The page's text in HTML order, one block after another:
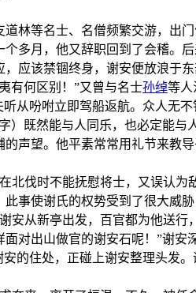
道林等名士、名僧频繁交游，出
多月，他又辞职回到了会稽。
应该禁锢终身，谢安便放浪于东
有何区别！”又曾与名士孙绰等人
从吩咐立即驾船返航。众人无
既然能与人同乐，也必定能
声望。他平素常常用礼节来教导
北伐时不能抚慰将士，又误认
事使谢氏的权势受到了很大威
安从新亭出发，百官都为他送
对出山做官的谢安石呢！”谢安
的住处，正碰上谢安整理头发